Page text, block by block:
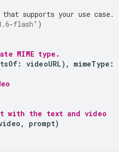
supports your use case.
flash" )
MIME type.
: videoURL), mimeType :
with the text and video
, prompt)